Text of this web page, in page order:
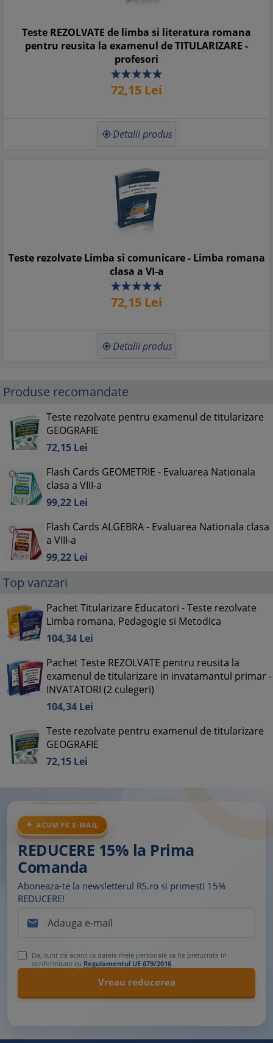
Teste REZOLVATE de limba si literatura romana
pentru reusita la examenul de TITULARIZARE -
profesori
72,15 Lei
 Detalii produs
Teste rezolvate Limba si comunicare - Limba romana
clasa a VI-a
72,15 Lei
 Detalii produs
Produse recomandate
Teste rezolvate pentru examenul de titularizare
GEOGRAFIE
72,15 Lei
Flash Cards GEOMETRIE - Evaluarea Nationala
clasa a VIII-a
99,22 Lei
Flash Cards ALGEBRA - Evaluarea Nationala clasa
a VIII-a
99,22 Lei
Top vanzari
Pachet Titularizare Educatori - Teste rezolvate
Limba romana, Pedagogie si Metodica
104,34 Lei
Pachet Teste REZOLVATE pentru reusita la
examenul de titularizare in invatamantul primar -
INVATATORI (2 culegeri)
104,34 Lei
Teste rezolvate pentru examenul de titularizare
GEOGRAFIE
72,15 Lei
ACUM PE E-MAIL
REDUCERE 15% la Prima
Comanda
Aboneaza-te la newsletterul RS.ro si primesti 15%
REDUCERE!

Da, sunt de acord ca datele mele personale sa fie prelucrate in
conformitate cu Regulamentul UE 679/2016